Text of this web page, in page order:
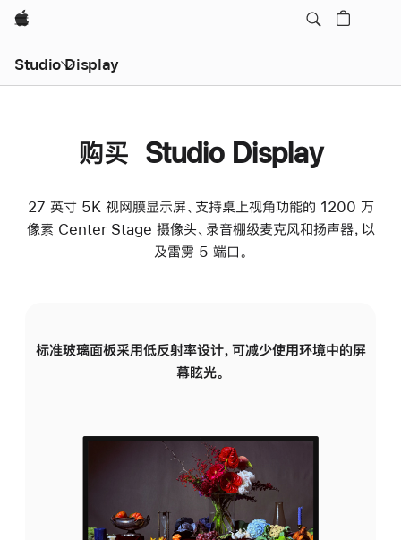
Apple
Studio Display
购买 Studio Display
27 英寸 5K 视网膜显示屏、支持桌上视角功能的 1200 万
像素 Center Stage 摄像头、录音棚级麦克风和扬声器，以
及雷雳 5 端口。
标准玻璃面板采用低反射率设计，可减少使用环境中的屏
幕眩光。